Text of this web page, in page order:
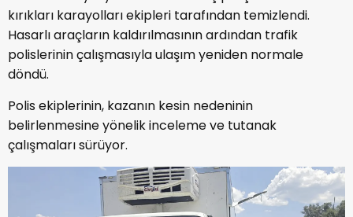
kırıkları karayolları ekipleri tarafından temizlendi.
Hasarlı araçların kaldırılmasının ardından trafik
polislerinin çalışmasıyla ulaşım yeniden normale
döndü.
Polis ekiplerinin, kazanın kesin nedeninin
belirlenmesine yönelik inceleme ve tutanak
çalışmaları sürüyor.